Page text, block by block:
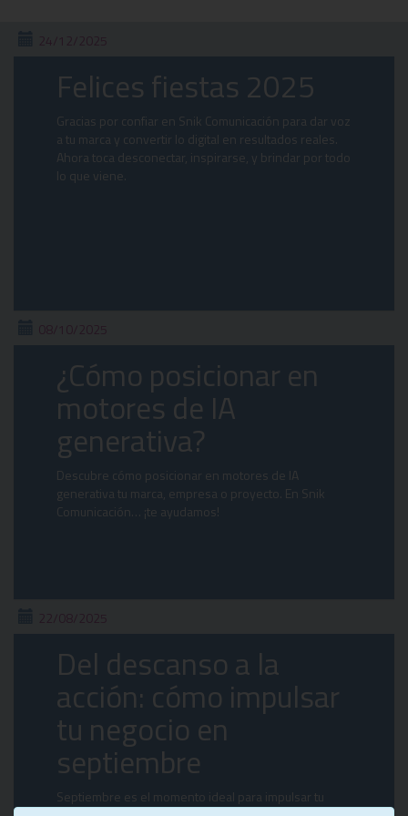
24/12/2025
Felices fiestas 2025
Gracias por confiar en Snik Comunicación para dar voz
a tu marca y convertir lo digital en resultados reales.
Ahora toca desconectar, inspirarse, y brindar por todo
lo que viene.
08/10/2025
¿Cómo posicionar en
motores de IA
generativa?
Descubre cómo posicionar en motores de IA
generativa tu marca, empresa o proyecto. En Snik
Comunicación… ¡te ayudamos!
22/08/2025
Del descanso a la
acción: cómo impulsar
tu negocio en
septiembre
Septiembre es el momento ideal para impulsar tu